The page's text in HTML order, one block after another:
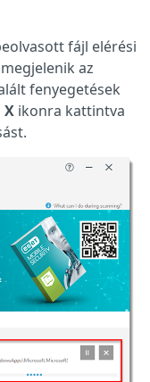
fájl elérési
az
fenyegetések
X ikonra kattintva